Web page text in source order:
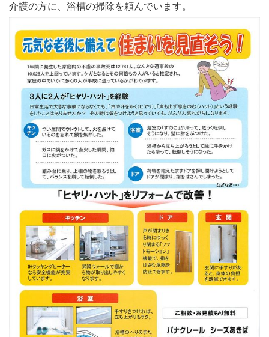
介護の方に、浴槽の掃除を頼んでいます。